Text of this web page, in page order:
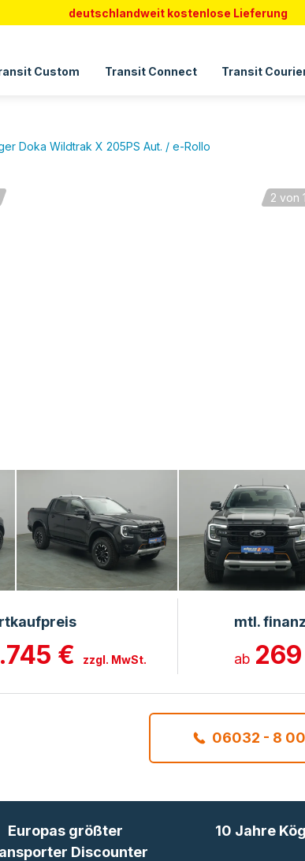
deutschlandweit kostenlose Lieferung
Custom Transit Connect Transit
Doka Wildtrak X 205PS Aut. / e-Rollo
2 von
€ zzgl. MwSt.
mtl.
ab
06032 - 8
Europas größter
Discounter
10 Jahre